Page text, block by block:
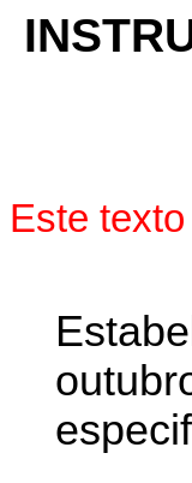
Este